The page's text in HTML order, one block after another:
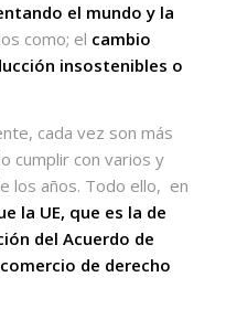
el mundo y la
como; el cambio
insostenibles o
cada vez son más
cumplir con varios y
los años. Todo ello, en
la UE, que es la de
del Acuerdo de
de derecho